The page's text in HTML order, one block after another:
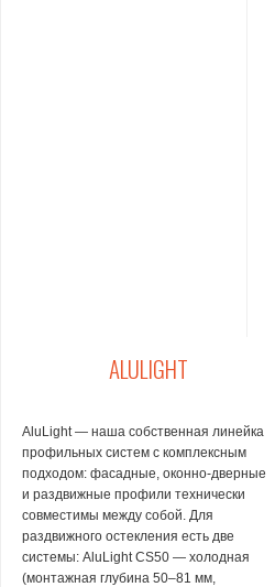
ALULIGHT
AluLight — наша собственная линейка
профильных систем с комплексным
подходом: фасадные, оконно-дверные
и раздвижные профили технически
совместимы между собой. Для
раздвижного остекления есть две
системы: AluLight CS50 — холодная
(монтажная глубина 50–81 мм,